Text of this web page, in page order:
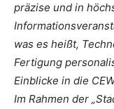
präzise und in
was es heißt,
Fertigung
Einblicke in die
Im Rahmen der